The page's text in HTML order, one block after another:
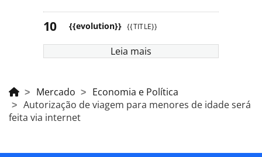
{{evolution}} {{TITLE}}
Leia mais
Mercado
Economia e Política
Autorização de viagem para menores de idade será
feita via internet